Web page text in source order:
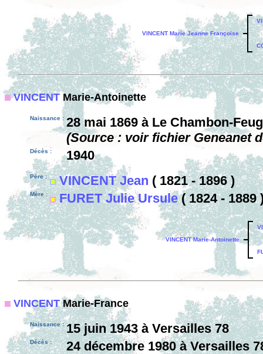
VINCENT Marie Jeanne Françoise
VINCENT Marie-Antoinette
Naissance : 28 mai 1869 à Le Chambon-
(Source : voir fichier Geneanet
Décès : 1940
Père : VINCENT Jean ( 1821 - 1896 )
Mère : FURET Julie Ursule( 1824 - 1889
VINCENT Marie-Antoinette
VINCENTMarie-France
Naissance : 15 juin 1943 à Versailles 78
Décès : 24 décembre 1980 à Versailles